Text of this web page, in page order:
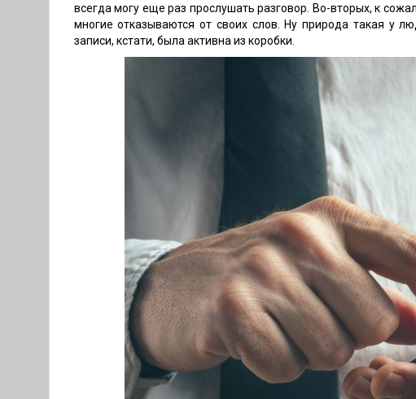
всегда могу еще раз прослушать разговор. Во-вторых, к
многие отказываются от своих слов. Ну природа такая у
записи, кстати, была активна из коробки.